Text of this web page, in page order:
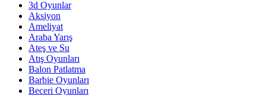
3d Oyunlar
Aksiyon
Ameliyat
Araba Yarış
Ateş ve Su
Atış Oyunları
Balon Patlatma
Barbie Oyunları
Beceri Oyunları